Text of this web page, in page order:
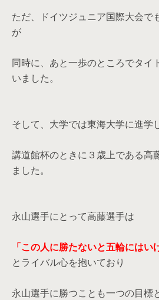
ただ、ドイツジュニア国際大会で
が
同時に、あと一歩のところでタイ
いました。
そして、大学では東海大学に進学
講道館杯のときに３歳上である高
ました。
永山選手にとって高藤選手は
「この人に勝たないと五輪にはい
とライバル心を抱いており
永山選手に勝つことも一つの目標